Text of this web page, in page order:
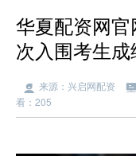
华夏配资网
次入围考生
来源：兴启网配资
看：205